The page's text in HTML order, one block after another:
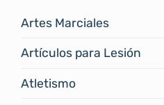
Artes Marciales
Artículos para Lesión
Atletismo